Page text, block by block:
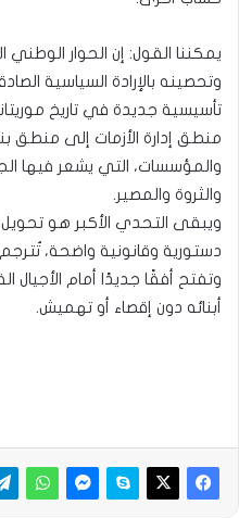
يمكننا القول: إن الحوار
وتحصينه بالإرادة السياسية
تأسيسية جديدة في تاريخ
منطق إدارة الأزمات إلى منطق
والمؤسسات، التي يشعر فيها
والثروة والمصير.
ويبقى التحدي الأكبر هو تحويل
دستورية وقانونية واضحة،
وتفتح أفقًا جديدًا أمام
أبنائه دون إقصاء أو تهميش.